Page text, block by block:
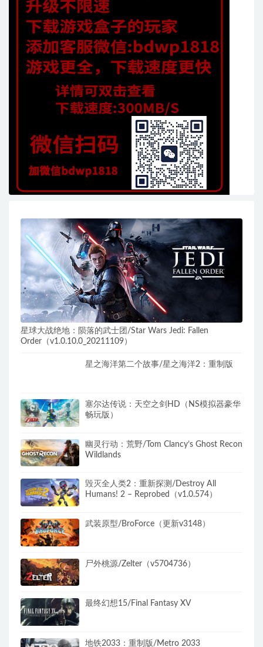
星球大战绝地：陨落的武士团/Star Wars Jedi: Fallen
Order（v1.0.10.0_20211109）
星之海洋第二个故事/星之海洋2：重制版
塞尔达传说：天空之剑HD（NS模拟器豪华
畅玩版）
幽灵行动：荒野/Tom Clancy’s Ghost Recon
Wildlands
毁灭全人类2：重新探测/Destroy All
Humans! 2 – Reprobed（v1.0.574）
武装原型/BroForce（更新v3148）
尸外桃源/Zelter（v5704736）
最终幻想15/Final Fantasy XV
地铁2033：重制版/Metro 2033